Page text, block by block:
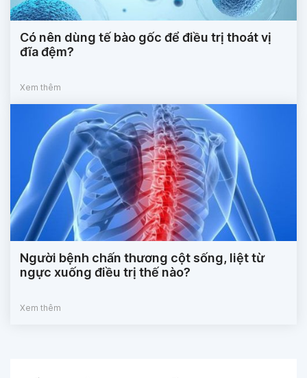
Có nên dùng tế bào gốc để điều trị thoát vị
đĩa đệm?
Xem thêm
Người bệnh chấn thương cột sống, liệt từ
ngực xuống điều trị thế nào?
Xem thêm